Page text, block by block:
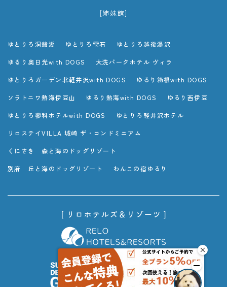
[姉妹館]
ゆとりろ洞爺湖 ゆとりろ雫石 ゆとりろ越後湯沢
ゆるり奥日光with DOGS 大洗パークホテル ヴィラ
ゆとりろガーデン北軽井沢with DOGS ゆるり箱根with DOGS
ソラトニワ熱海伊豆山 ゆるり熱海with DOGS ゆるり西伊豆
ゆとりろ蓼科ホテルwith DOGS ゆとりろ軽井沢ホテル
リロステイVILLA 城崎 ザ・コンドミニアム
くにさき 森と海のドッグリゾート
別府 丘と海のドッグリゾート わんこの宿ゆるり